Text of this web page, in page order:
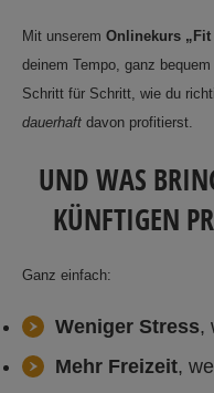
Mit unserem Onlinekurs
deinem Tempo, ganz
Schritt für Schritt, wie du
dauerhaft davon profitierst.
UND WAS
KÜNFTIGEN
Ganz einfach:
Weniger Stress,
Mehr Freizeit,